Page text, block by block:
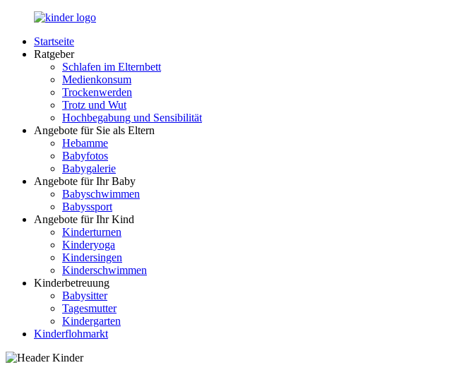
Zurück
Inhalt
LuckyKids.de
Das
Nachwuchs
Startseite
Ratgeber
Schlafen im Elternbett
Medienkonsum
Trockenwerden
Trotz und Wut
Hochbegabung und Sensibilität
Angebote für Sie als Eltern
Hebamme
Babyfotos
Babygalerie
Angebote für Ihr Baby
Babyschwimmen
Babyssport
Angebote für Ihr Kind
Kinderturnen
Kinderyoga
Kindersingen
Kinderschwimmen
Kinderbetreuung
Babysitter
Tagesmutter
Kindergarten
Kinderflohmarkt